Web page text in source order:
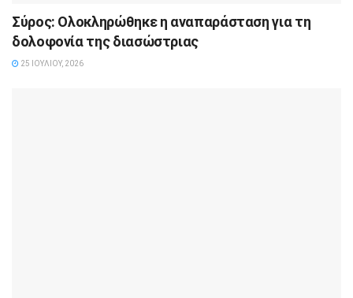
Σύρος: Ολοκληρώθηκε η αναπαράσταση για τη
δολοφονία της διασώστριας
25 ΙΟΥΛΊΟΥ, 2026